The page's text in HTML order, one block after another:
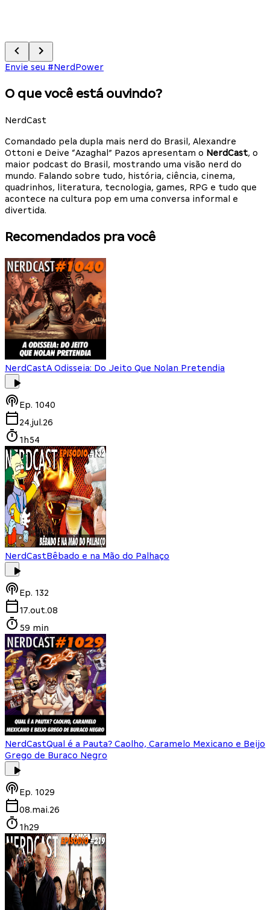
Envie seu #NerdPower
O que você está ouvindo?
NerdCast
Comandado pela dupla mais nerd do Brasil, Alexandre
Ottoni e Deive “Azaghal” Pazos apresentam o NerdCast, o
maior podcast do Brasil, mostrando uma visão nerd do
mundo. Falando sobre tudo, história, ciência, cinema,
quadrinhos, literatura, tecnologia, games, RPG e tudo que
acontece na cultura pop em uma conversa informal e
divertida.
Recomendados pra você
NerdCastA Odisseia: Do Jeito Que Nolan Pretendia
Ep. 1040
24.jul.26
1h54
NerdCastBêbado e na Mão do Palhaço
Ep. 132
17.out.08
59 min
NerdCastQual é a Pauta? Caolho, Caramelo Mexicano e Beijo
Grego de Buraco Negro
Ep. 1029
08.mai.26
1h29